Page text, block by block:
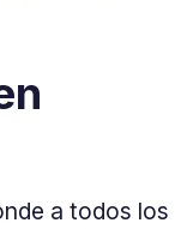
a todos los